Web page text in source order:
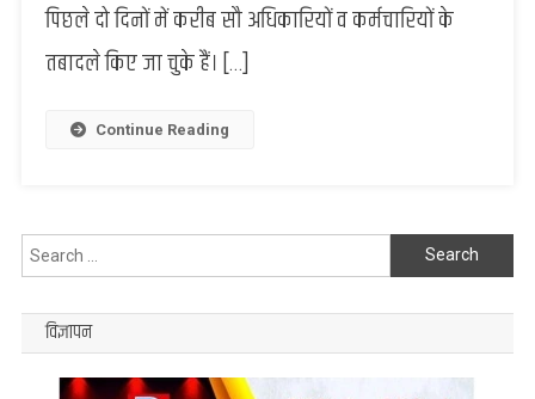
हो
हैं
अब
पर
पिछले दो दिनों में करीब सौ अधिकारियों व कर्मचारियों के
तबादले किए जा चुके हैं। […]
Continue Reading
Search
for:
विज्ञापन